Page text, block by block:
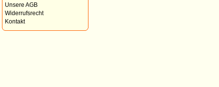
Unsere AGB
Widerrufsrecht
Kontakt